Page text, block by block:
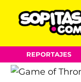
Skip
to
content
REPORTAJES